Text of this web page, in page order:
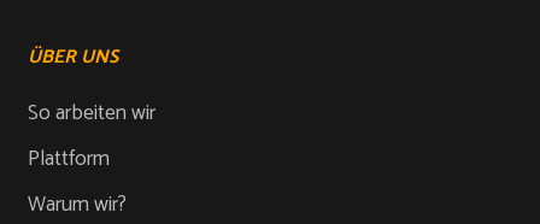
ÜBER UNS
So arbeiten wir
Plattform
Warum wir?